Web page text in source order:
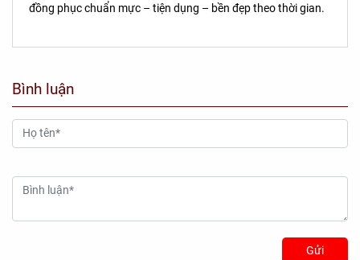
đồng phục chuẩn mực – tiện dụng – bền đẹp theo thời gian.
Bình luận
Gửi